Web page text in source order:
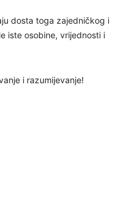
dosta toga zajedničkog i
iste osobine, vrijednosti i
i razumijevanje!